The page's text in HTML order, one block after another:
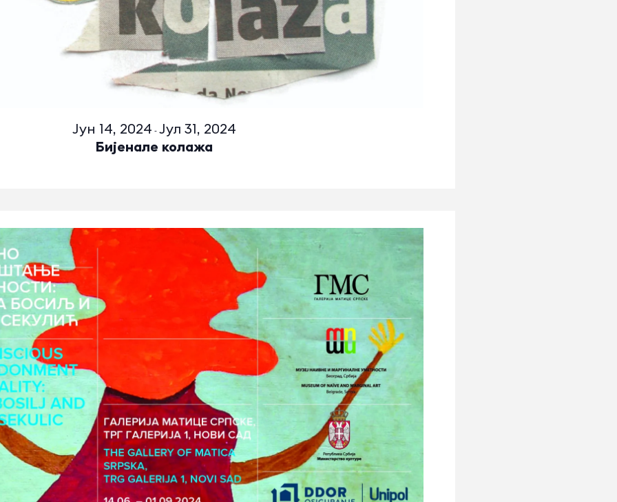
Бијенале колажа
Јун 14, 2024 -Јул 31, 2024